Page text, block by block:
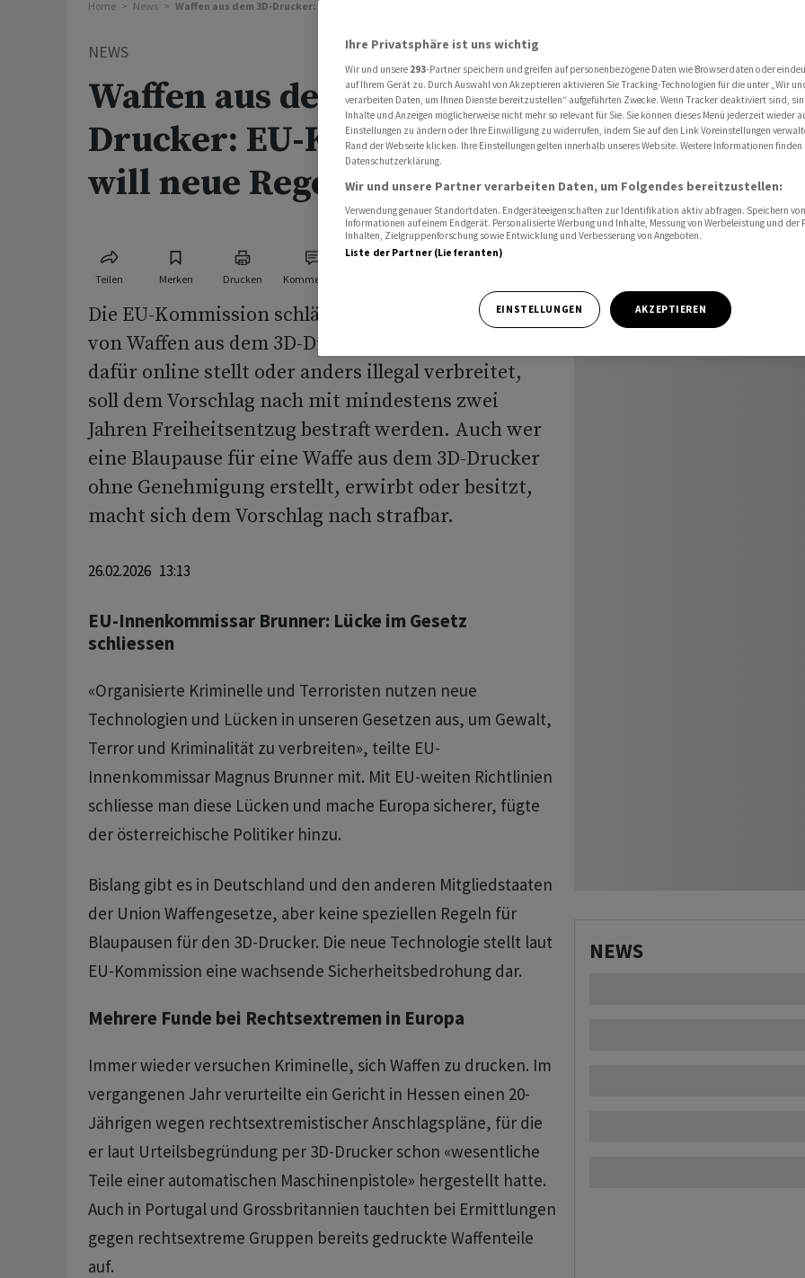
Home News Waffen aus dem 3D-Drucker: EU-Kommission will neue Regeln
NEWS
Waffen aus dem 3D-
Drucker: EU-Kommission
will neue Regeln
Teilen Merken Drucken Kommentare
Die EU-Kommission schlägt eine neue Regulierung
von Waffen aus dem 3D-Drucker vor. Wer Baupläne
dafür online stellt oder anders illegal verbreitet,
soll dem Vorschlag nach mit mindestens zwei
Jahren Freiheitsentzug bestraft werden. Auch wer
eine Blaupause für eine Waffe aus dem 3D-Drucker
ohne Genehmigung erstellt, erwirbt oder besitzt,
macht sich dem Vorschlag nach strafbar.
26.02.2026 13:13
EU-Innenkommissar Brunner: Lücke im Gesetz
schliessen
«Organisierte Kriminelle und Terroristen nutzen neue
Technologien und Lücken in unseren Gesetzen aus, um Gewalt,
Terror und Kriminalität zu verbreiten», teilte EU-
Innenkommissar Magnus Brunner mit. Mit EU-weiten Richtlinien
schliesse man diese Lücken und mache Europa sicherer, fügte
der österreichische Politiker hinzu.
Bislang gibt es in Deutschland und den anderen Mitgliedstaaten
der Union Waffengesetze, aber keine speziellen Regeln für
Blaupausen für den 3D-Drucker. Die neue Technologie stellt laut
EU-Kommission eine wachsende Sicherheitsbedrohung dar.
Mehrere Funde bei Rechtsextremen in Europa
Immer wieder versuchen Kriminelle, sich Waffen zu drucken. Im
vergangenen Jahr verurteilte ein Gericht in Hessen einen 20-
Jährigen wegen rechtsextremistischer Anschlagspläne, für die
er laut Urteilsbegründung per 3D-Drucker schon «wesentliche
Teile einer automatischen Maschinenpistole» hergestellt hatte.
Auch in Portugal und Grossbritannien tauchten bei Ermittlungen
gegen rechtsextreme Gruppen bereits gedruckte Waffenteile
auf.
NEWS
Ihre Privatsphäre ist uns wichtig
Wir und unsere 293-Partner speichern und greifen auf personenbezogene Daten wie Browserdaten oder
auf Ihrem Gerät zu. Durch Auswahl von Akzeptieren aktivieren Sie Tracking-Technologien für die unter „Wir
verarbeiten Daten, um Ihnen Dienste bereitzustellen“ aufgeführten Zwecke. Wenn Tracker deaktiviert sind,
Inhalte und Anzeigen möglicherweise nicht mehr so relevant für Sie. Sie können dieses Menü jederzeit wieder
Einstellungen zu ändern oder Ihre Einwilligung zu widerrufen, indem Sie auf den Link Voreinstellungen
Rand der Webseite klicken. Ihre Einstellungen gelten innerhalb unseres Website. Weitere Informationen finden
Datenschutzerklärung.
Wir und unsere Partner verarbeiten Daten, um Folgendes bereitzustellen:
Verwendung genauer Standortdaten. Endgeräteeigenschaften zur Identifikation aktiv abfragen. Speichern
Informationen auf einem Endgerät. Personalisierte Werbung und Inhalte, Messung von Werbeleistung und der
Inhalten, Zielgruppenforschung sowie Entwicklung und Verbesserung von Angeboten.
Liste der Partner (Lieferanten)
EINSTELLUNGEN AKZEPTIEREN